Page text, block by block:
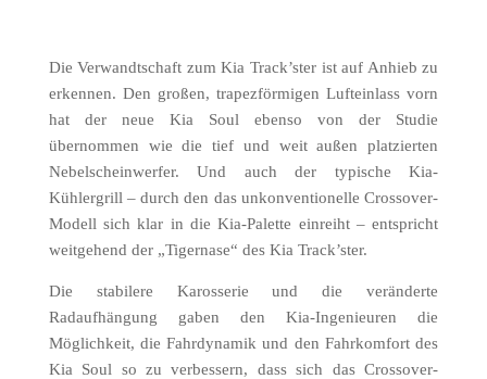
Die Verwandtschaft zum Kia Track’ster ist auf Anhieb zu
erkennen. Den großen, trapezförmigen Lufteinlass vorn
hat der neue Kia Soul ebenso von der Studie
übernommen wie die tief und weit außen platzierten
Nebelscheinwerfer. Und auch der typische Kia-
Kühlergrill – durch den das unkonventionelle Crossover-
Modell sich klar in die Kia-Palette einreiht – entspricht
weitgehend der „Tigernase“ des Kia Track’ster.
Die stabilere Karosserie und die veränderte
Radaufhängung gaben den Kia-Ingenieuren die
Möglichkeit, die Fahrdynamik und den Fahrkomfort des
Kia Soul so zu verbessern, dass sich das Crossover-